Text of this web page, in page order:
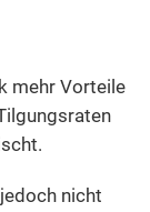
mehr Vorteile
nicht